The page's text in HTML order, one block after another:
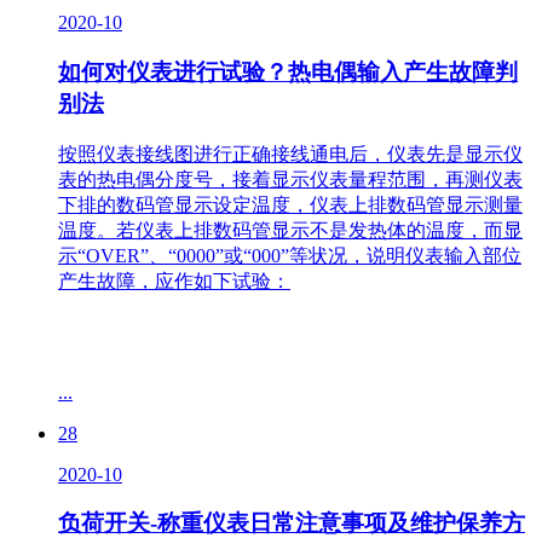
2020-10
如何对仪表进行试验？热电偶输入产生故障判
别法
按照仪表接线图进行正确接线通电后，仪表先是显示仪
表的热电偶分度号，接着显示仪表量程范围，再测仪表
下排的数码管显示设定温度，仪表上排数码管显示测量
温度。若仪表上排数码管显示不是发热体的温度，而显
示“OVER”、“0000”或“000”等状况，说明仪表输入部位
产生故障，应作如下试验：
...
28
2020-10
负荷开关-称重仪表日常注意事项及维护保养方